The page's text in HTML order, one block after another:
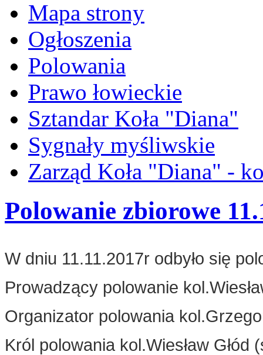
Mapa strony
Ogłoszenia
Polowania
Prawo łowieckie
Sztandar Koła "Diana"
Sygnały myśliwskie
Zarząd Koła "Diana" -
Polowanie zbiorowe
W dniu 11.11.2017r odbyło się
Prowadzący polowanie
Organizator polowania
Król polowania kol.Wiesław Głód